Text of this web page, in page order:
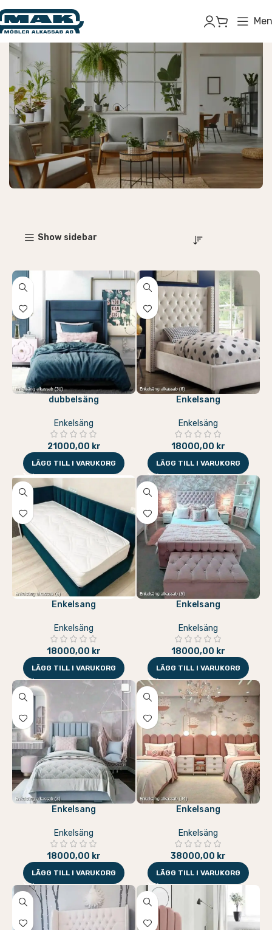
Börja handla
Show sidebar
dubbelsäng
Enkelsäng
21000,00 kr
LÄGG TILL I VARUKORG
Enkelsang
Enkelsäng
18000,00 kr
LÄGG TILL I VARUKORG
Enkelsang
Enkelsäng
18000,00 kr
LÄGG TILL I VARUKORG
Enkelsang
Enkelsäng
18000,00 kr
LÄGG TILL I VARUKORG
Enkelsang
Enkelsäng
18000,00 kr
LÄGG TILL I VARUKORG
Enkelsang
Enkelsäng
38000,00 kr
LÄGG TILL I VARUKORG